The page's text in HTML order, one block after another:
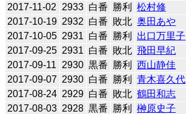
2017-11-02
2933 白番 勝利 松村修
2017-10-19 2932 白番 敗北 奥田あや
2017-10-05 2931 白番 勝利 出口万里子
2017-09-25 2931 白番 敗北 飛田早紀
2017-09-11
2930 黒番 勝利 西山静佳
2017-09-07 2930 白番 勝利 青木喜久代
2017-08-24 2929 白番 敗北 鶴田和志
2017-08-03 2928 黒番 勝利 榊原史子